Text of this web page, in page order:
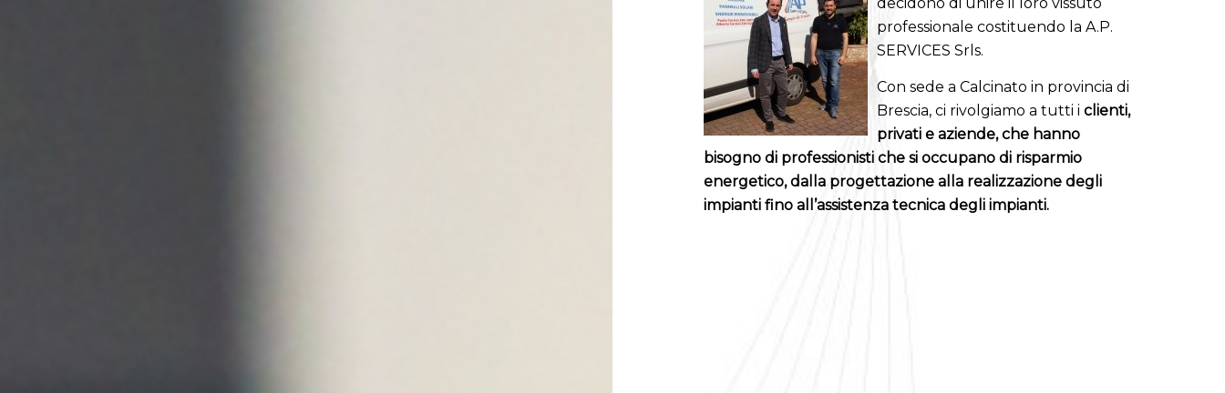
professionale costituendo la A.P.
SERVICES Srls.
Con sede a Calcinato in provincia di
Brescia, ci rivolgiamo a tutti i clienti,
privati e aziende, che hanno
bisogno di professionisti che si occupano di risparmio
energetico, dalla progettazione alla realizzazione degli
impianti fino all’assistenza tecnica degli impianti.